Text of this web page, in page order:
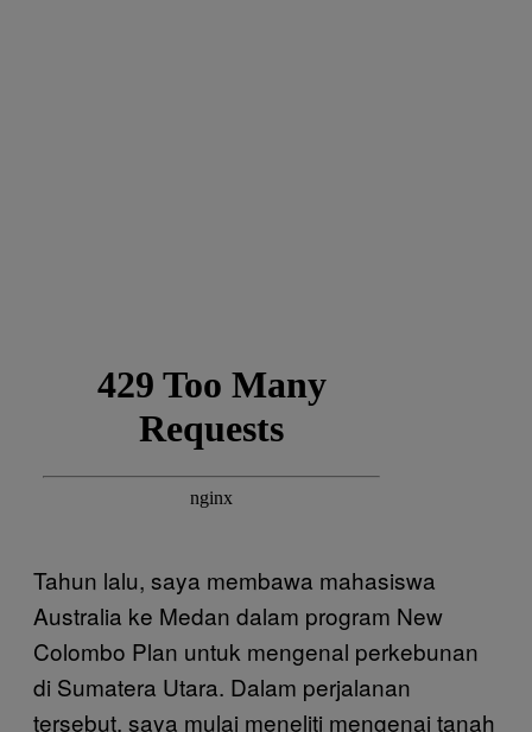
Tahun lalu, saya membawa mahasiswa
Australia ke Medan dalam program New
Colombo Plan untuk mengenal perkebunan
di Sumatera Utara. Dalam perjalanan
tersebut, saya mulai meneliti mengenai tanah